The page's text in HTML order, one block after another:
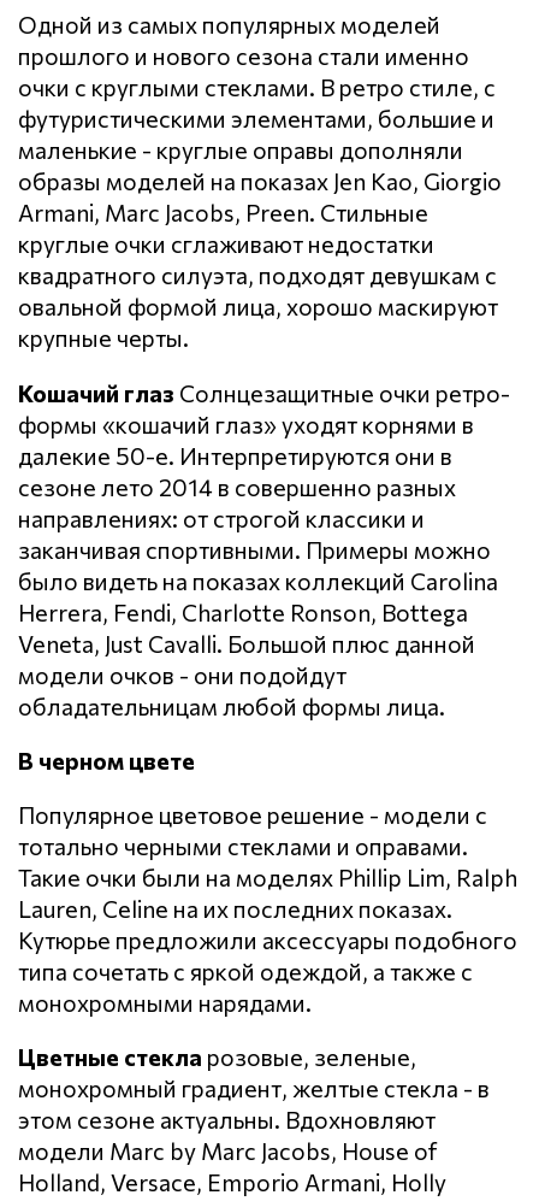
Одной из самых популярных моделей
прошлого и нового сезона стали именно
очки с круглыми стеклами. В ретро стиле, с
футуристическими элементами, большие и
маленькие - круглые оправы дополняли
образы моделей на показах Jen Kao, Giorgio
Armani, Marc Jacobs, Preen. Стильные
круглые очки сглаживают недостатки
квадратного силуэта, подходят девушкам с
овальной формой лица, хорошо маскируют
крупные черты.
Кошачий глаз Солнцезащитные очки ретро-
формы «кошачий глаз» уходят корнями в
далекие 50-е. Интерпретируются они в
сезоне лето 2014 в совершенно разных
направлениях: от строгой классики и
заканчивая спортивными. Примеры можно
было видеть на показах коллекций Carolina
Herrera, Fendi, Charlotte Ronson, Bottega
Veneta, Just Cavalli. Большой плюс данной
модели очков - они подойдут
обладательницам любой формы лица.
В черном цвете
Популярное цветовое решение - модели с
тотально черными стеклами и оправами.
Такие очки были на моделях Phillip Lim, Ralph
Lauren, Celine на их последних показах.
Кутюрье предложили аксессуары подобного
типа сочетать с яркой одеждой, а также с
монохромными нарядами.
Цветные стекла розовые, зеленые,
монохромный градиент, желтые стекла - в
этом сезоне актуальны. Вдохновляют
модели Marc by Marc Jacobs, House of
Holland, Versace, Emporio Armani, Holly